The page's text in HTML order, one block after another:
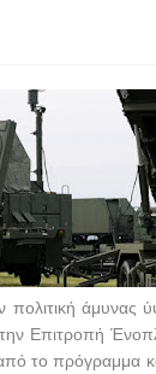
πολιτική άμυνας
Επιτροπή
το